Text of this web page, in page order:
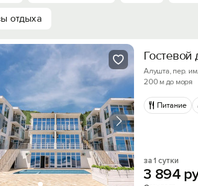
отдыха
Алушта, пер.
200 м до моря
Питание
за 1 сутки
3 894